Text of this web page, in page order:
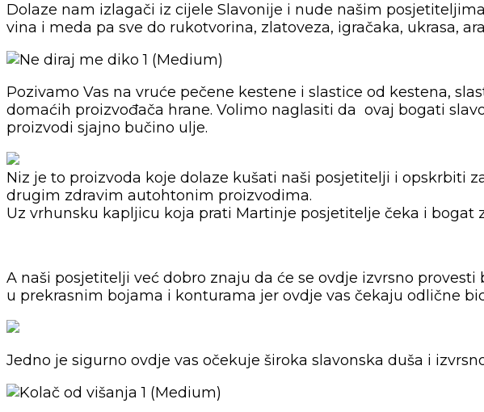
Dolaze nam izlagači iz cijele Slavonije i nude našim
vina i meda pa sve do rukotvorina, zlatoveza, igračaka, ukrasa,
Pozivamo Vas na vruće pečene kestene i slastice od kestena,
domaćih proizvođača hrane. Volimo naglasiti da ovaj bogati
proizvodi sjajno bučino ulje.
Niz je to proizvoda koje dolaze kušati naši posjetitelji i opskrbiti
drugim zdravim autohtonim proizvodima.
Uz vrhunsku kapljicu koja prati Martinje posjetitelje čeka i bogat
A naši posjetitelji već dobro znaju da će se ovdje izvrsno
u prekrasnim bojama i konturama jer ovdje vas čekaju odlične
Jedno je sigurno ovdje vas očekuje široka slavonska duša i